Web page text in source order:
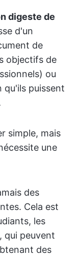
digeste de
d'un
de
objectifs de
ou
qu'ils puissent
simple, mais
une
des
Cela est
les
qui peuvent
des